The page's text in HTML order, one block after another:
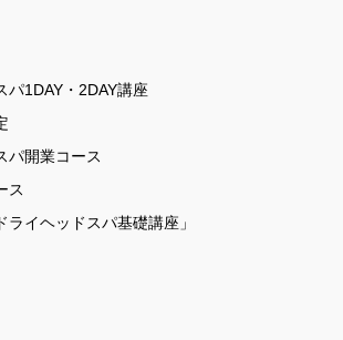
パ1DAY・2DAY講座
パ開業コース
ス
イヘッドスパ基礎講座」